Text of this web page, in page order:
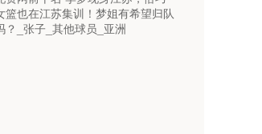
篮也在江苏集训！梦姐有希望归队
？_张子_其他球员_亚洲